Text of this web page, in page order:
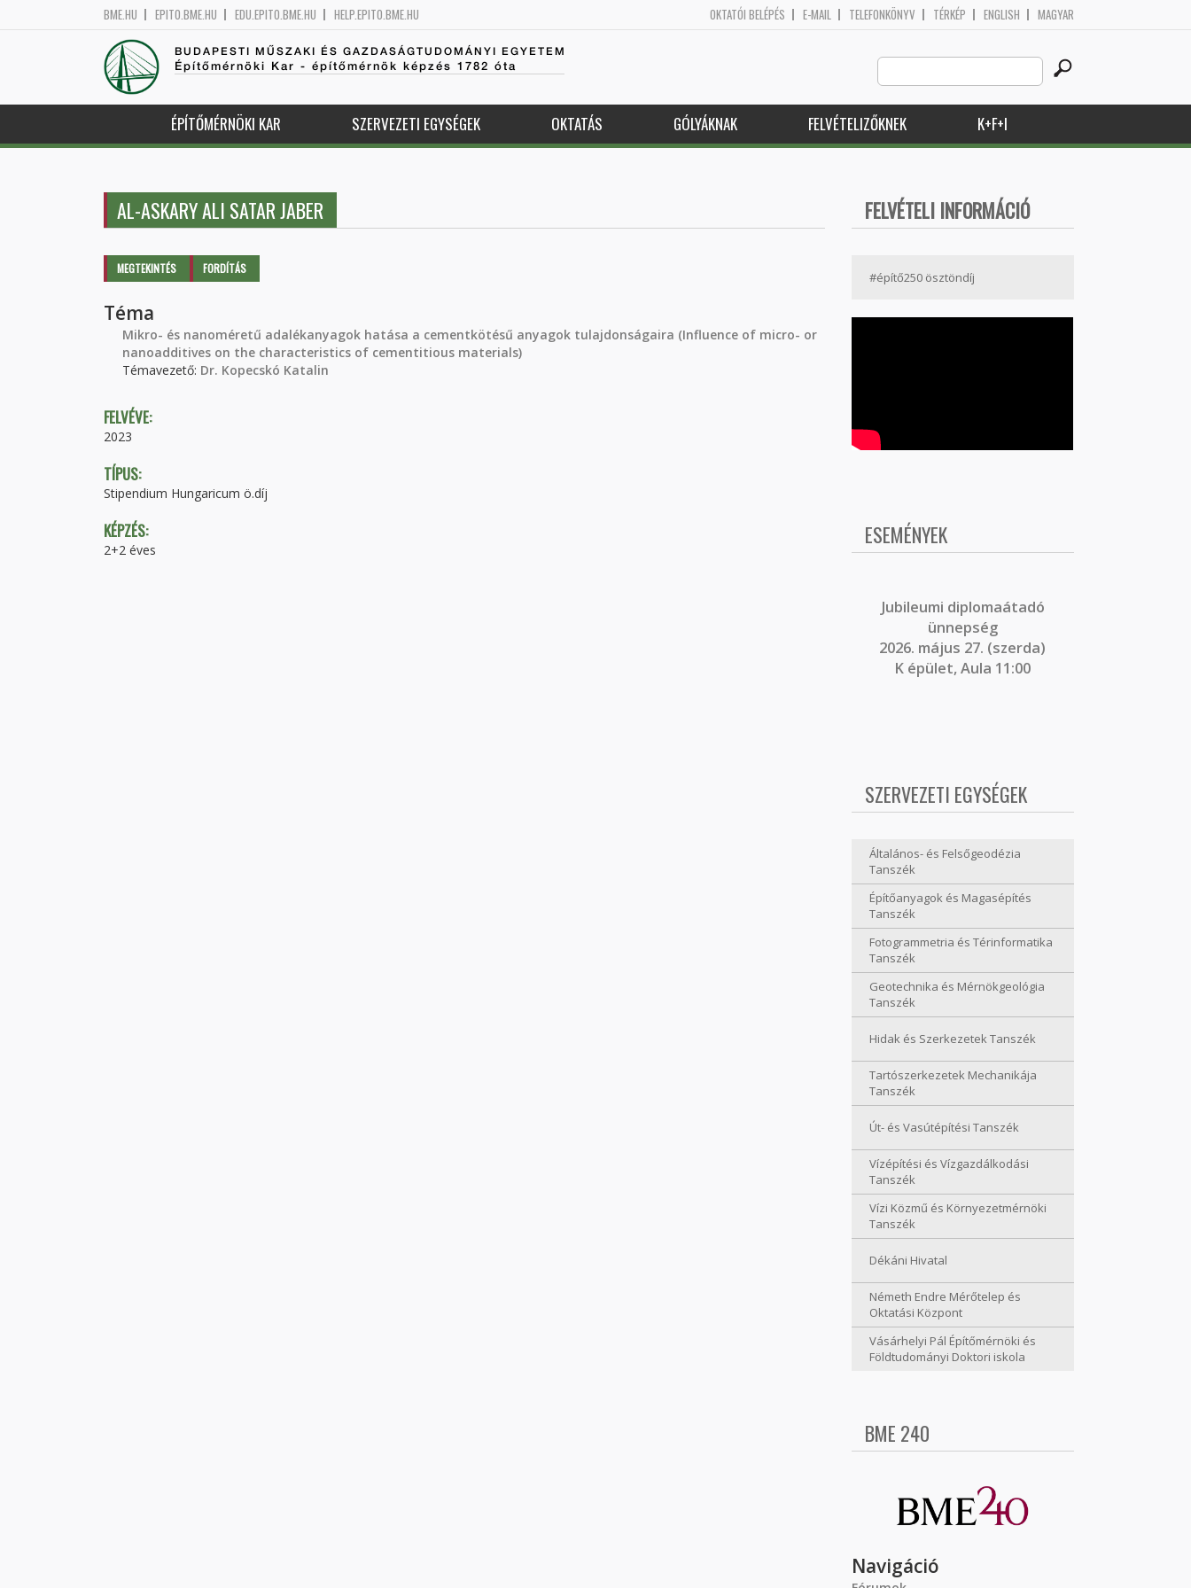
BME.HU EPITO.BME.HU EDU.EPITO.BME.HU HELP.EPITO.BME.HU OKTATÓI BELÉPÉS E-MAIL TELEFONKÖNYV TÉRKÉP ENGLISH MAGYAR
BUDAPESTI MŰSZAKI ÉS GAZDASÁGTUDOMÁNYI EGYETEM
Építőmérnöki Kar - építőmérnök képzés 1782 óta
Search
this
site
ÉPÍTŐMÉRNÖKI KAR SZERVEZETI EGYSÉGEK OKTATÁS GÓLYÁKNAK FELVÉTELIZŐKNEK K+F+I
AL-ASKARY ALI SATAR JABER
Elsődleges fülek
MEGTEKINTÉS (AKTÍVFORDÍTÁS
Téma
Mikro- és nanoméretű adalékanyagok hatása a cementkötésű anyagok tulajdonságaira (Influence of micro- or
nanoadditives on the characteristics of cementitious materials)
Témavezető: Dr. Kopecskó Katalin
FELVÉVE:
2023
TÍPUS:
Stipendium Hungaricum ö.díj
KÉPZÉS:
2+2 éves
FELVÉTELI INFORMÁCIÓ
#építő250 ösztöndíj
ESEMÉNYEK
Jubileumi diplomaátadó
ünnepség
2026. május 27. (szerda)
K épület, Aula 11:00
SZERVEZETI EGYSÉGEK
Általános- és Felsőgeodézia
Tanszék
Építőanyagok és Magasépítés
Tanszék
Fotogrammetria és Térinformatika
Tanszék
Geotechnika és Mérnökgeológia
Tanszék
Hidak és Szerkezetek Tanszék
Tartószerkezetek Mechanikája
Tanszék
Út- és Vasútépítési Tanszék
Vízépítési és Vízgazdálkodási
Tanszék
Vízi Közmű és Környezetmérnöki
Tanszék
Dékáni Hivatal
Németh Endre Mérőtelep és
Oktatási Központ
Vásárhelyi Pál Építőmérnöki és
Földtudományi Doktori iskola
BME 240
Navigáció